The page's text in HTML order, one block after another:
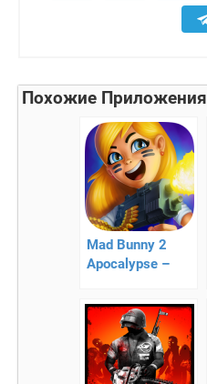
Похожие Приложения
Mad Bunny 2
Apocalypse –
деревню от
мутантов!